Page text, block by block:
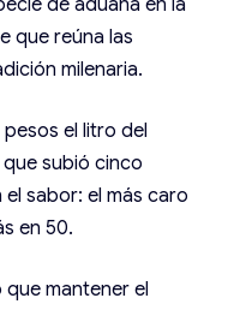
que reúna las
milenaria.
el litro del
subió cinco
sabor: el más caro
en 50.
mantener el